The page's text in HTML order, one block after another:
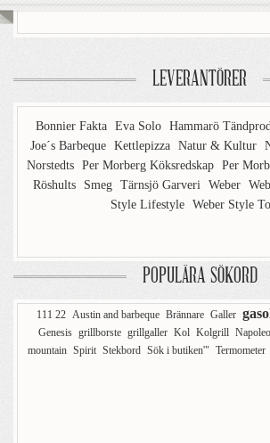
LEVERANTÖRER
Bonnier Fakta Eva Solo Hammarö
Joe´s Barbeque Kettlepizza Natur & Kultur
Norstedts Per Morberg Köksredskap Per
Röshults
Smeg Tärnsjö Garveri Weber
Style Lifestyle Weber Style
POPULÄRA SÖKORD
111 22 Austin and barbeque Brännare Galler
Genesis grillborste grillgaller Kol Kolgrill
mountain Spirit Stekbord Sök i butiken'" Termometer